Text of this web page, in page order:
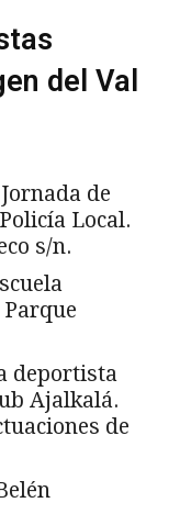
del Val
de
Local.
s/n.
deportista
Ajalkalá.
de